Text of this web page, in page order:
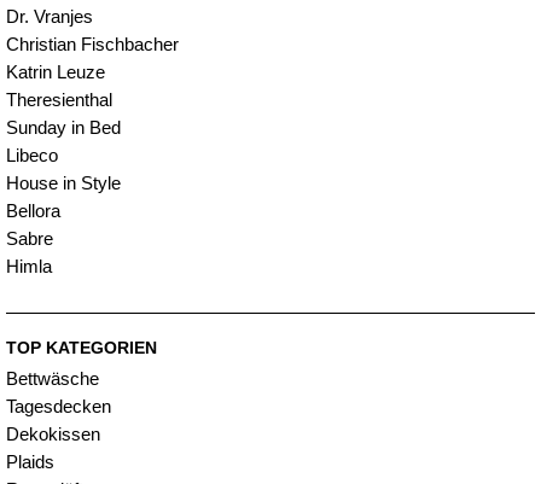
Dr. Vranjes
Christian Fischbacher
Katrin Leuze
Theresienthal
Sunday in Bed
Libeco
House in Style
Bellora
Sabre
Himla
TOP KATEGORIEN
Bettwäsche
Tagesdecken
Dekokissen
Plaids